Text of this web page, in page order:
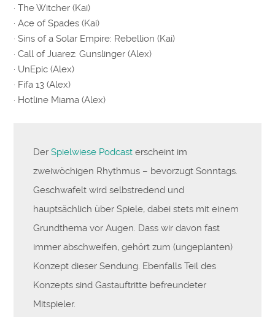
· The Witcher (Kai)
· Ace of Spades (Kai)
· Sins of a Solar Empire: Rebellion (Kai)
· Call of Juarez: Gunslinger (Alex)
· UnEpic (Alex)
· Fifa 13 (Alex)
· Hotline Miama (Alex)
DerSpielwiese Podcast erscheint im
zweiwöchigen Rhythmus – bevorzugt Sonntags.
Geschwafelt wird selbstredend und
hauptsächlich über Spiele, dabei stets mit einem
Grundthema vor Augen. Dass wir davon fast
immer abschweifen, gehört zum (ungeplanten)
Konzept dieser Sendung. Ebenfalls Teil des
Konzepts sind Gastauftritte befreundeter
Mitspieler.